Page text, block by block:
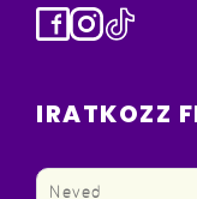
Facebook
TikTok
IRATKOZZ